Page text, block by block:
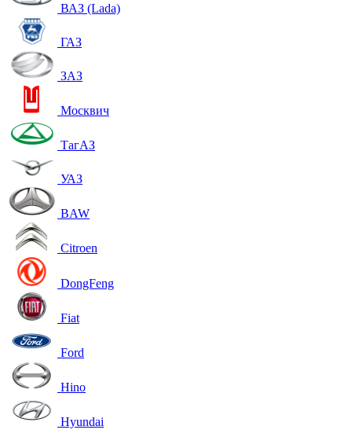
ВАЗ (Lada)
ГАЗ
ЗАЗ
Москвич
ТагАЗ
УАЗ
BAW
Citroen
DongFeng
Fiat
Ford
Hino
Hyundai